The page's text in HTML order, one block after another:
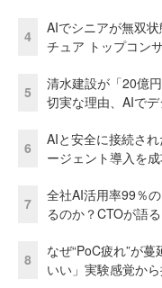
4
AIでシニアが無双
チュア トップコン
5
清水建設が「20億
切実な理由、AIで
6
AIと安全に接続さ
ージェント導入を
7
全社AI活用率99％
るのか？CTOが語
8
なぜ“PoC疲れ”が
いい」実験感覚か